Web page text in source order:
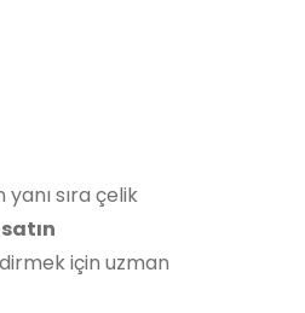
sıra çelik
satın
için uzman